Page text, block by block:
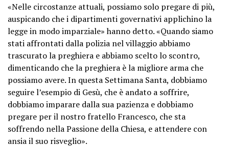
«Nelle circostanze attuali, possiamo solo pregare di più,
auspicando che i dipartimenti governativi applichino la
legge in modo imparziale» hanno detto. «Quando siamo
stati affrontati dalla polizia nel villaggio abbiamo
trascurato la preghiera e abbiamo scelto lo scontro,
dimenticando che la preghiera è la migliore arma che
possiamo avere. In questa Settimana Santa, dobbiamo
seguire l’esempio di Gesù, che è andato a soffrire,
dobbiamo imparare dalla sua pazienza e dobbiamo
pregare per il nostro fratello Francesco, che sta
soffrendo nella Passione della Chiesa, e attendere con
ansia il suo risveglio».